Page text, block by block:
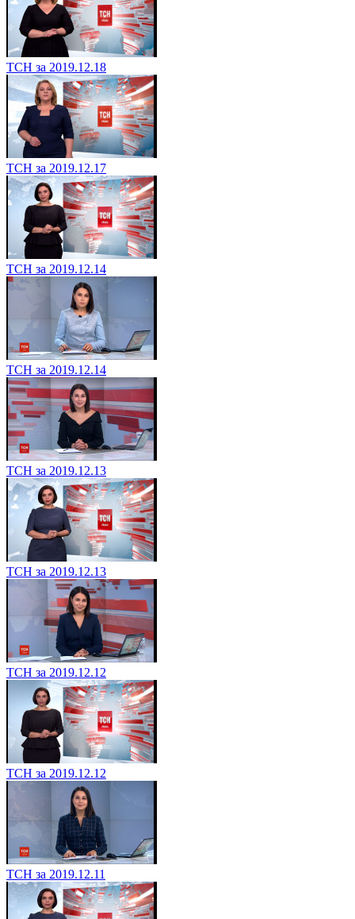
ТСН за 2019.12.18
ТСН за 2019.12.17
ТСН за 2019.12.14
ТСН за 2019.12.14
ТСН за 2019.12.13
ТСН за 2019.12.13
ТСН за 2019.12.12
ТСН за 2019.12.12
ТСН за 2019.12.11